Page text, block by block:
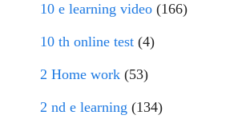
10 e learning video (166)
10 th online test (4)
2 Home work (53)
2 nd e learning (134)